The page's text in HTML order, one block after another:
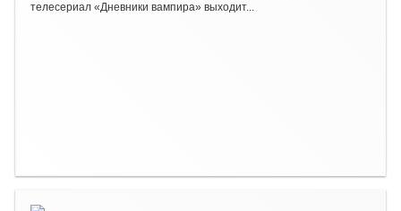
телесериал «Дневники вампира» выходит...